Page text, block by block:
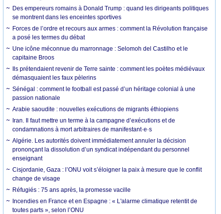
Des empereurs romains à Donald Trump : quand les dirigeants politiques
se montrent dans les enceintes sportives
Forces de l’ordre et recours aux armes : comment la Révolution française
a posé les termes du débat
Une icône méconnue du marronnage : Selomoh del Castilho et le
capitaine Broos
Ils prétendaient revenir de Terre sainte : comment les poètes médiévaux
démasquaient les faux pèlerins
Sénégal : comment le football est passé d’un héritage colonial à une
passion nationale
Arabie saoudite : nouvelles exécutions de migrants éthiopiens
Iran. Il faut mettre un terme à la campagne d’exécutions et de
condamnations à mort arbitraires de manifestant·e·s
Algérie. Les autorités doivent immédiatement annuler la décision
prononçant la dissolution d’un syndicat indépendant du personnel
enseignant
Cisjordanie, Gaza : l’ONU voit s’éloigner la paix à mesure que le conflit
change de visage
Réfugiés : 75 ans après, la promesse vacille
Incendies en France et en Espagne : « L'alarme climatique retentit de
toutes parts », selon l’ONU